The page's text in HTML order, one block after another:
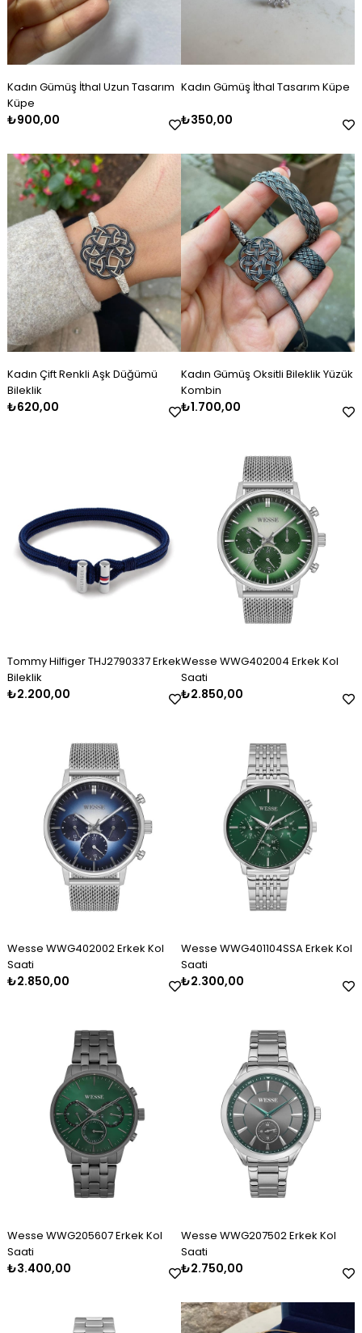
Kadın Gümüş İthal Uzun Tasarım
Küpe
₺900,00
Kadın Gümüş İthal Tasarım Küpe
₺350,00
Kadın Çift Renkli Aşk Düğümü
Bileklik
₺620,00
Kadın Gümüş Oksitli Bileklik Yüzük
Kombin
₺1.700,00
Tommy Hilfiger THJ2790337 Erkek
Bileklik
₺2.200,00
Wesse WWG402004 Erkek Kol
Saati
₺2.850,00
Wesse WWG402002 Erkek Kol
Saati
₺2.850,00
Wesse WWG401104SSA Erkek Kol
Saati
₺2.300,00
Wesse WWG205607 Erkek Kol
Saati
₺3.400,00
Wesse WWG207502 Erkek Kol
Saati
₺2.750,00